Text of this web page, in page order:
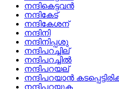
നന്ദികെട്ടവന്‍
നന്ദികേട്
നന്ദികേശന്
നന്ദിനി
നന്ദിനിപ്പശു
നന്ദിപറച്ചില്
നന്ദിപറച്ചില്‍
നന്ദിപറയല്
നന്ദിപറയാന്‍
നന്ദിപറയുക